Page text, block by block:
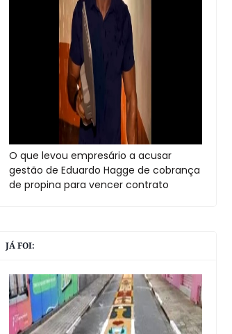
O que levou empresário a acusar
gestão de Eduardo Hagge de cobrança
de propina para vencer contrato
JÁ FOI: